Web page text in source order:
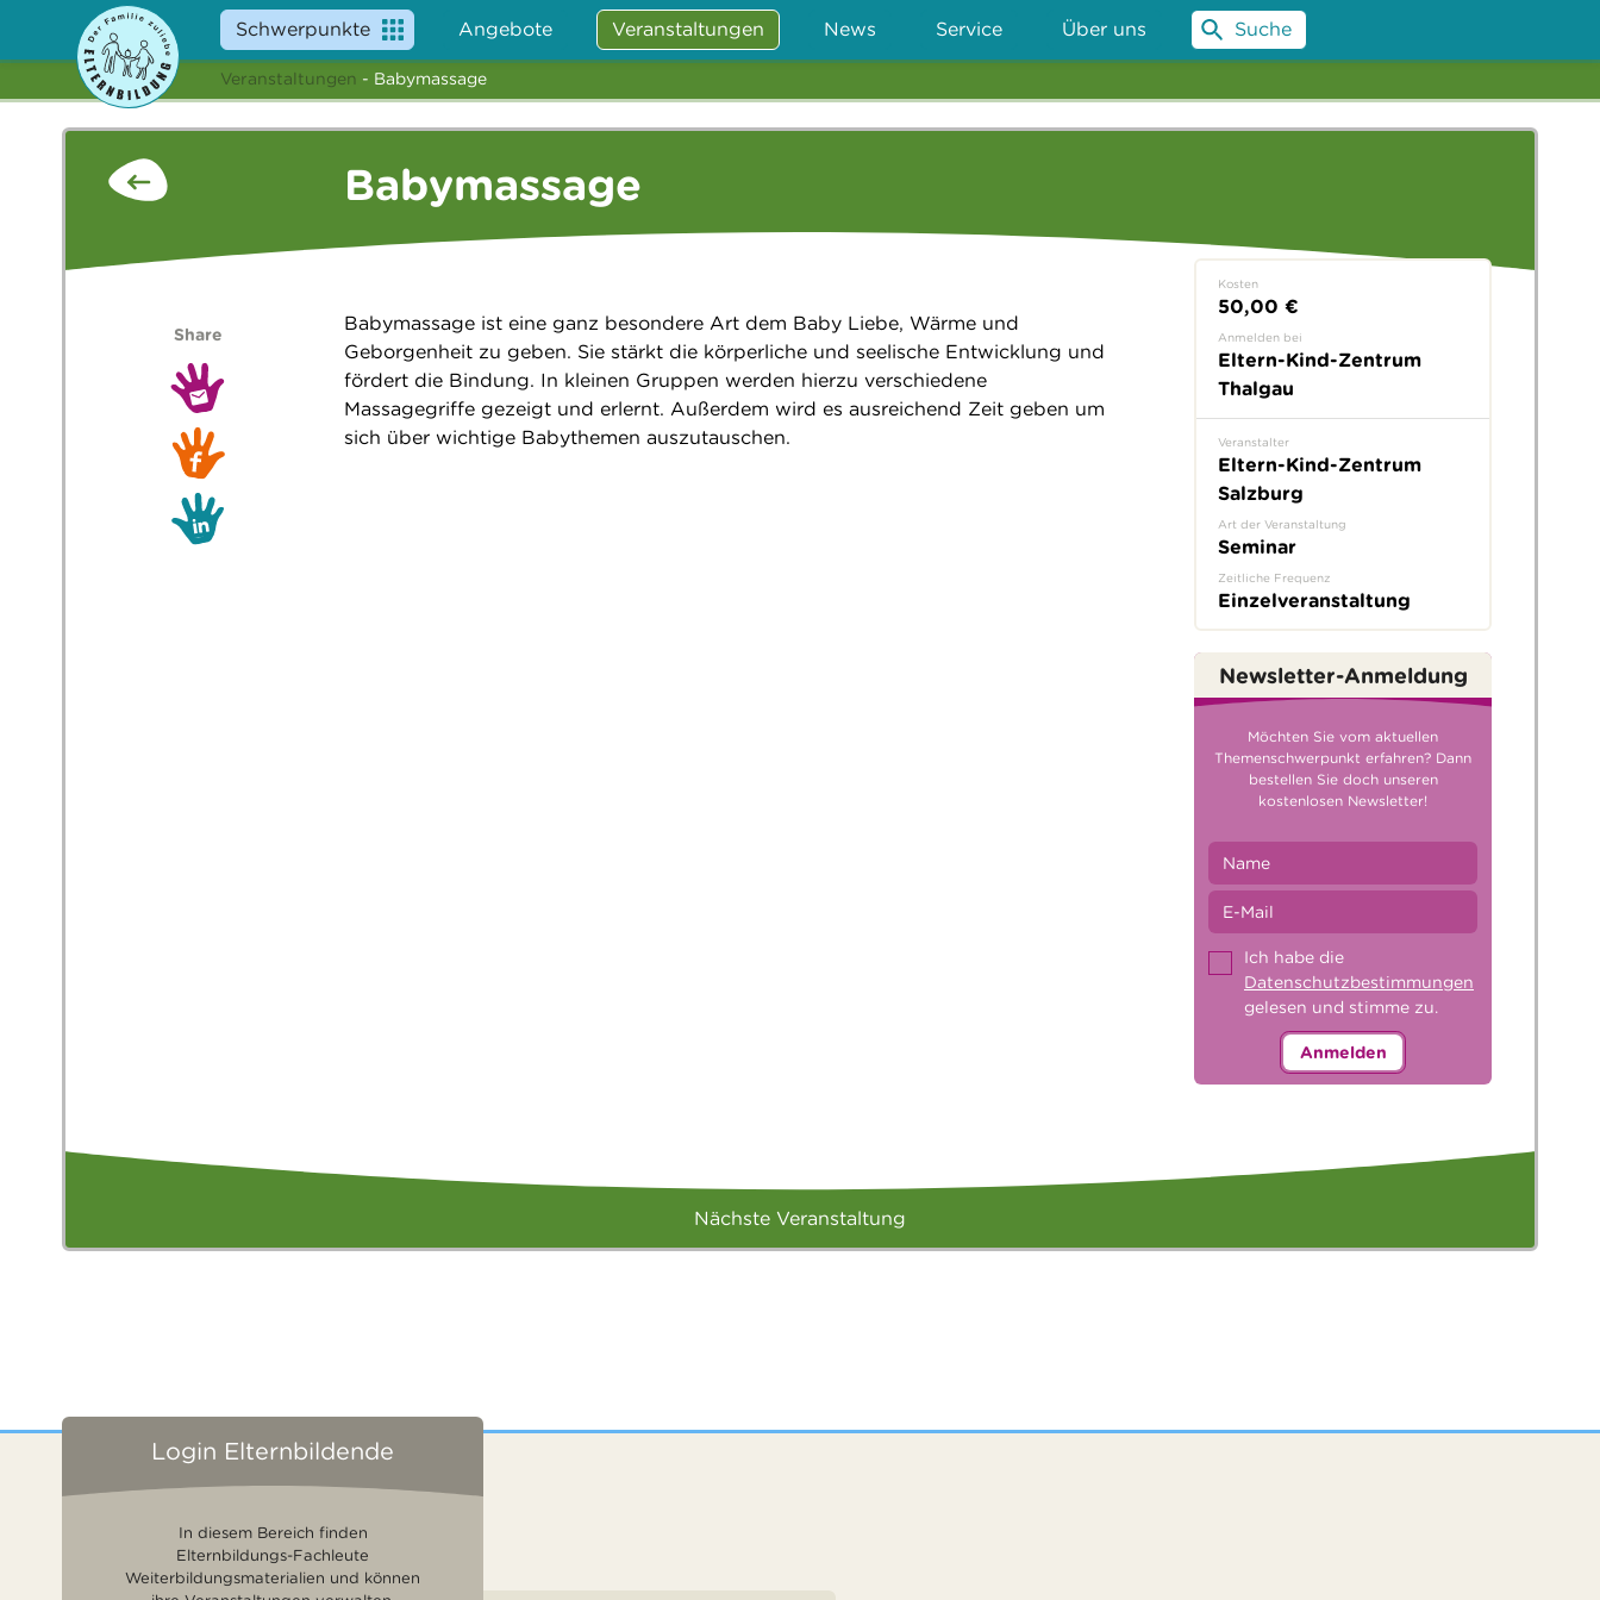
Schwerpunkte Angebote Veranstaltungen News Service Über uns Suche
Veranstaltungen - Babymassage
Babymassage
Babymassage ist eine ganz besondere Art dem Baby Liebe, Wärme und
Geborgenheit zu geben. Sie stärkt die körperliche und seelische Entwicklung und
fördert die Bindung. In kleinen Gruppen werden hierzu verschiedene
Massagegriffe gezeigt und erlernt. Außerdem wird es ausreichend Zeit geben um
sich über wichtige Babythemen auszutauschen.
Share
Kosten
50,00 €
Anmelden bei
Eltern-Kind-Zentrum
Thalgau
Veranstalter
Eltern-Kind-Zentrum
Salzburg
Art der Veranstaltung
Seminar
Zeitliche Frequenz
Einzelveranstaltung
Newsletter-Anmeldung
Möchten Sie vom aktuellen
Themenschwerpunkt erfahren? Dann
bestellen Sie doch unseren
kostenlosen Newsletter!
Ich habe die
Datenschutzbestimmungen
gelesen und stimme zu.
Anmelden
Nächste Veranstaltung
Login Elternbildende
In diesem Bereich finden
Elternbildungs-Fachleute
Weiterbildungsmaterialien und können